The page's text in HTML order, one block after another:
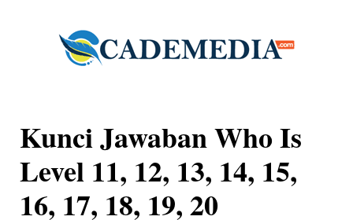
Kunci Jawaban Who Is
Level 11, 12, 13, 14, 15,
16, 17, 18, 19, 20